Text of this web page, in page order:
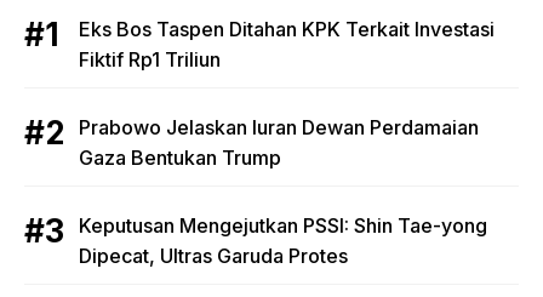
Eks Bos Taspen Ditahan KPK Terkait Investasi
Fiktif Rp1 Triliun
Prabowo Jelaskan Iuran Dewan Perdamaian
Gaza Bentukan Trump
Keputusan Mengejutkan PSSI: Shin Tae-yong
Dipecat, Ultras Garuda Protes